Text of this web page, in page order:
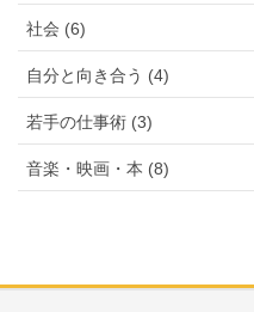
社会 (6)
自分と向き合う (4)
若手の仕事術 (3)
音楽・映画・本 (8)